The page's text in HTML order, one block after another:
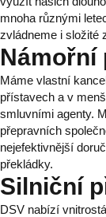
mnoha různými
zvládneme i složité
Námořní
Máme vlastní
přístavech a v
smluvními agenty.
přepravních
nejefektivnější
překládky.
Silniční
DSV nabízí